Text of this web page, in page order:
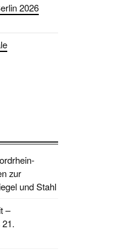
2026
zur
und Stahl
–